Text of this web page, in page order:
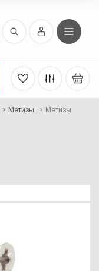
Метизы Метизы